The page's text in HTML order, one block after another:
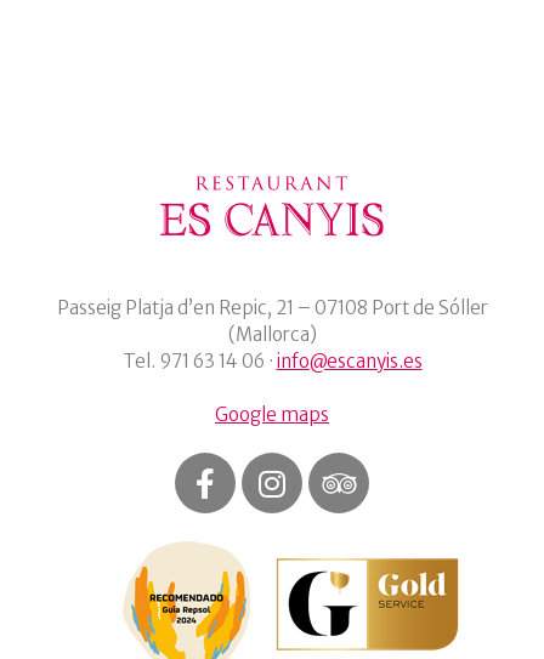
Passeig Platja d’en Repic, 21 – 07108 Port de Sóller
(Mallorca)
Tel. 971 63 14 06 · info@escanyis.es
Google maps